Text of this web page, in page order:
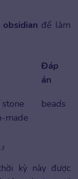
obsidian để làm
Đáp
án
made
beads
kỳ này được